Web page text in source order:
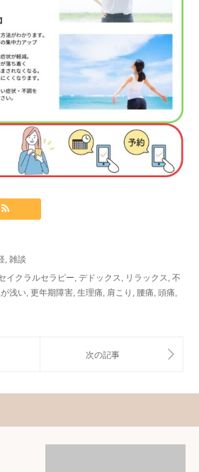
, 雑談
イクラルセラピー, デドックス, リラックス, 不
浅い, 更年期障害, 生理痛, 肩こり , 腰痛, 頭痛,